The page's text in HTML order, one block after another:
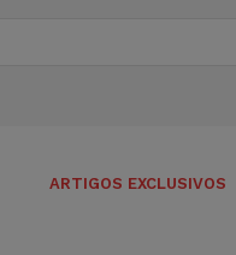
ARTIGOS EXCLUSIVOS